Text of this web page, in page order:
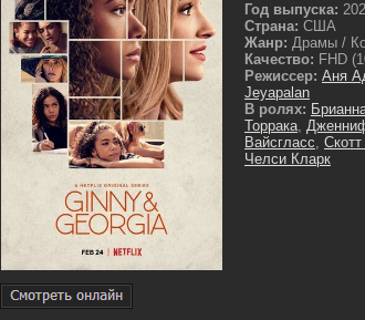
Год выпуска:
Страна: США
Жанр: Драмы /
Качество: FHD
Режиссер: Аня
Jeyapalan
В ролях:
Торрака,
Вайсгласс,
Челси Кларк